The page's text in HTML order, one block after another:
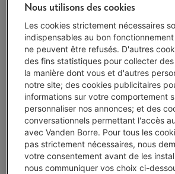
Protégez votre appareil avec nos
5 ansde garantie avec Garantie
2 ans de garantie
Disponible-Voir le stock
€ 2.379,00
Ou 24 mensualités de € 105,76 -Plus
Taux débiteur 6,24%, Coût du crédit €
Moins de 5 en stock, commandez vite !
Nous utilisons des cookies
Les cookies strictement nécessaires
indispensables au bon
ne peuvent être refusés. D'autres
des fins statistiques pour collecter
la manière dont vous et d'autres
notre site; des cookies publicitaires
informations sur votre comportement
personnaliser nos annonces; et des
conversationnels permettant l'accès
avec Vanden Borre. Pour tous les
pas strictement nécessaires, nous
votre consentement avant de les
nous communiquer vos choix ci-